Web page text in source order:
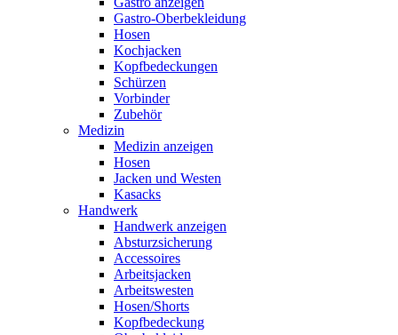
Gastro-Oberbekleidung
Hosen
Kochjacken
Kopfbedeckungen
Schürzen
Vorbinder
Zubehör
Medizin
Medizin anzeigen
Hosen
Jacken und Westen
Kasacks
Handwerk
Handwerk anzeigen
Absturzsicherung
Accessoires
Arbeitsjacken
Arbeitswesten
Hosen/Shorts
Kopfbedeckung